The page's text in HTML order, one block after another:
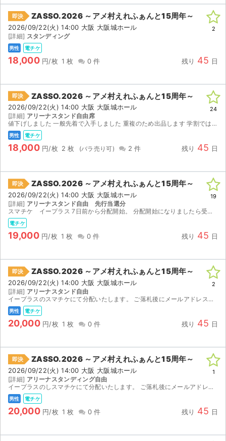
サイト情報
チケットジャム運営会社
チケットジャム利用規約
プライバシーポリシー
特定商取引法に基づく表記
公演登録依頼
不正転売禁止法について
チケットジャムの取り組み
音楽情報
即決 ZASSO.2026 ～アメ村えれふぁんと15周年～
2026/09/22(火) 14:00 大阪 大阪城ホール
[詳細] スタンディング
男性 電チケ
18,000 円/枚 1 枚 0 件 残り 45 日
2
即決 ZASSO.2026 ～アメ村えれふぁんと15周年～
2026/09/22(火) 14:00 大阪 大阪城ホール
[詳細] アリーナスタンド自由席
値下げしました 一般先着で入手しました 重複のため出品します 学割ではなく一般チケットです イープラス電子チケットで分配します 同行者名義は女性名義です
男性 電チケ
18,000 円/枚 2 枚 2 件 残り 45 日
24
即決 ZASSO.2026 ～アメ村えれふぁんと15周年～
2026/09/22(火) 14:00 大阪 大阪城ホール
[詳細] アリーナスタンド自由 先行当選分
スマチケ イープラス 7日前から分配開始。 分配開始になりましたら受取URL送付します 値下げ不可
電チケ
19,000 円/枚 1 枚 0 件 残り 45 日
19
即決 ZASSO.2026 ～アメ村えれふぁんと15周年～
2026/09/22(火) 14:00 大阪 大阪城ホール
[詳細] アリーナスタンド自由
イープラスのスマチケにて分配いたします。 ご落札後にメールアドレスのご提示お願い致します。 【注意事項】 ※公演が中止となった場合のみ、手数料を差し引いた金額を返金いたします。 ※取引確定後の...
男性 電チケ
20,000 円/枚 1 枚 0 件 残り 45 日
2
即決 ZASSO.2026 ～アメ村えれふぁんと15周年～
2026/09/22(火) 14:00 大阪 大阪城ホール
[詳細] アリーナスタンディング自由
イープラスのしスマチケにて分配いたします。 ご落札後にメールアドレスのご提示お願い致します。 【注意事項】 ※公演が中止となった場合のみ、手数料を差し引いた金額を返金いたします。 ※取引確定後...
男性 電チケ
20,000 円/枚 1 枚 0 件 残り 45 日
1